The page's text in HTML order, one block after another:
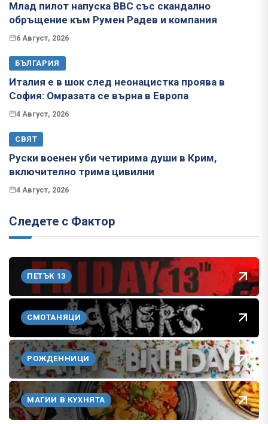
Млад пилот напуска ВВС със скандално
обръщение към Румен Радев и компания
6 Август, 2026
БЪЛГАРИЯ
Италия е в шок след неонацистка проява в
София: Омразата се върна в Европа
4 Август, 2026
СВЯТ
Руски военен уби четирима души в Крим,
включително трима цивилни
4 Август, 2026
Следете с Фактор
ПЕТЪК 13
СМОТАНЯЦИ
РОЖДЕННИЦИ
МАГИИ В КУХНЯТА